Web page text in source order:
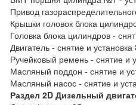
Привод
Крышки головок блока
Головка блока цилиндров -
Двигатель - снятие и установка
Ручейковый ремень - снятие и
Масляный поддон - снятие и
Масляный насос - снятие и
Раздел 2D Дизельный